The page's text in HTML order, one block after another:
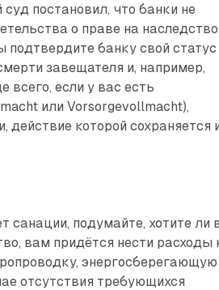
постановил, что банки не
о праве на наследство
подтвердите банку свой статус
завещателя и, например,
всего, если у вас есть
или Vorsorgevollmacht),
которой сохраняется
санации, подумайте, хотите ли
вам придётся нести расходы
энергосберегающую
отсутствия требующихся